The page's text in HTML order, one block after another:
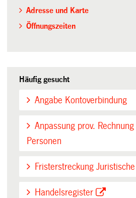
Adresse und Karte
Öffnungszeiten
Häufig gesucht
Angabe Kontoverbindung
Anpassung prov.
Personen
Fristerstreckung
Handelsregister